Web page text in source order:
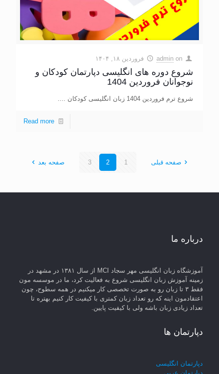
admin on فروردین ۱۸, ۱۴۰۴
شروع دوره های انگلیسی دپارتمان کودکان و
نوجوانان فروردین 1404
شروع ترم فروردین 1404 زبان انگلیسی کودکان ....
Read more
صفحه قبلی 1
2
3 صفحه بعد
درباره ما
آموزشگاه زبان انگلیسی مهر سجاد MCI از سال ۱۳۸۱ در مشهد در
زمینه آموزش زبان انگلیسی شروع به فعالیت کرد، ما در موسسه مون
فقط ۳ تا زبان رو به صورت تخصصی کار میکنیم در همه سطوح، چون
اعتقادمون اینه که رو تعداد زبان کمتری با کیفیت کار کنیم بهتره تا
تعداد زیادی زبان باشه ولی با کیفیت پایین.
دپارتمان ها
دپارتمان انگلیسی